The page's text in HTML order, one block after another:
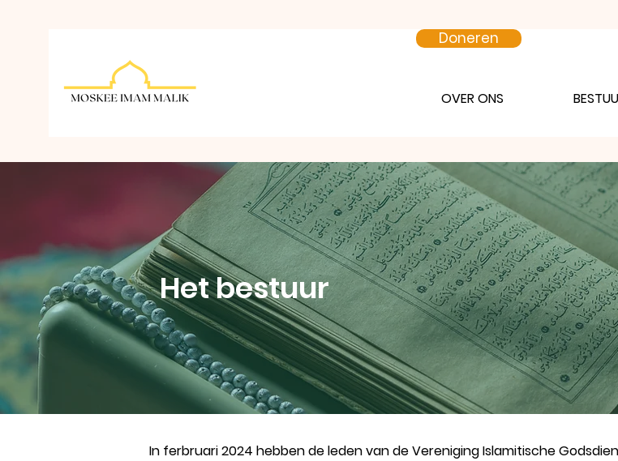
Doneren
OVER ONS
Het bestuur
In ferbruari 2024 hebben de leden van de Vereniging Islamitische